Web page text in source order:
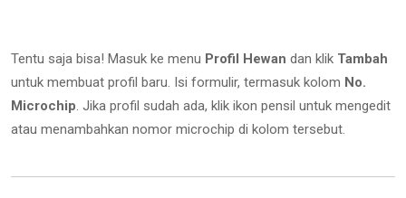
Tentu saja bisa! Masuk ke menu Profil Hewan dan klik Tambah
untuk membuat profil baru. Isi formulir, termasuk kolom No.
Microchip. Jika profil sudah ada, klik ikon pensil untuk mengedit
atau menambahkan nomor microchip di kolom tersebut.